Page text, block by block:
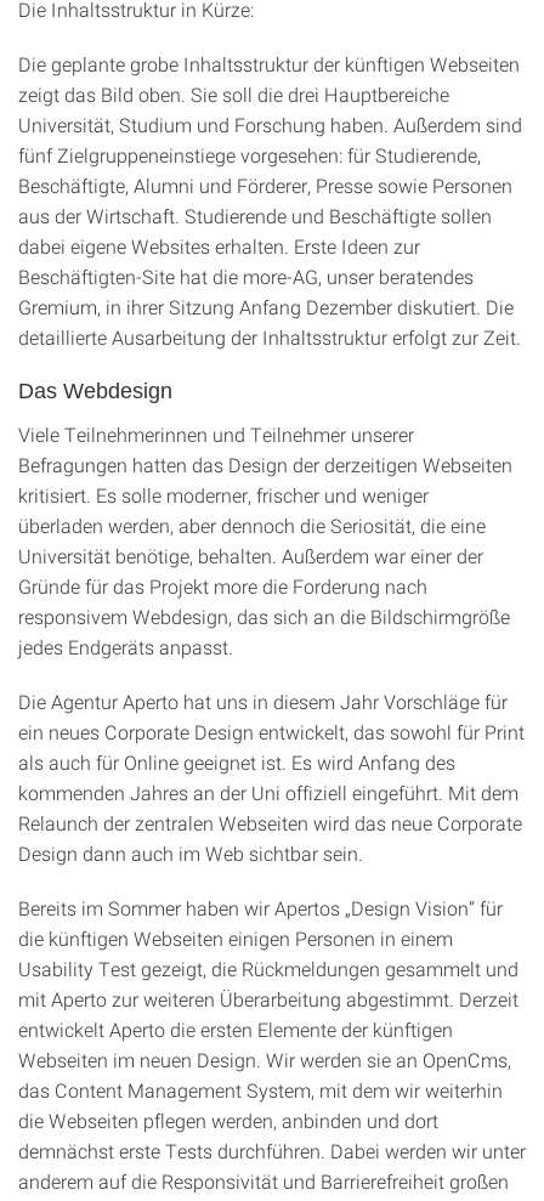
Die Inhaltsstruktur in Kürze:
Die geplante grobe Inhaltsstruktur der künftigen Webseiten
zeigt das Bild oben. Sie soll die drei Hauptbereiche
Universität, Studium und Forschung haben. Außerdem sind
fünf Zielgruppeneinstiege vorgesehen: für Studierende,
Beschäftigte, Alumni und Förderer, Presse sowie Personen
aus der Wirtschaft. Studierende und Beschäftigte sollen
dabei eigene Websites erhalten. Erste Ideen zur
Beschäftigten-Site hat die more-AG, unser beratendes
Gremium, in ihrer Sitzung Anfang Dezember diskutiert. Die
detaillierte Ausarbeitung der Inhaltsstruktur erfolgt zur Zeit.
Das Webdesign
Viele Teilnehmerinnen und Teilnehmer unserer
Befragungen hatten das Design der derzeitigen Webseiten
kritisiert. Es solle moderner, frischer und weniger
überladen werden, aber dennoch die Seriosität, die eine
Universität benötige, behalten. Außerdem war einer der
Gründe für das Projekt more die Forderung nach
responsivem Webdesign, das sich an die Bildschirmgröße
jedes Endgeräts anpasst.
Die Agentur Aperto hat uns in diesem Jahr Vorschläge für
ein neues Corporate Design entwickelt, das sowohl für Print
als auch für Online geeignet ist. Es wird Anfang des
kommenden Jahres an der Uni offiziell eingeführt. Mit dem
Relaunch der zentralen Webseiten wird das neue Corporate
Design dann auch im Web sichtbar sein.
Bereits im Sommer haben wir Apertos „Design Vision“ für
die künftigen Webseiten einigen Personen in einem
Usability Test gezeigt, die Rückmeldungen gesammelt und
mit Aperto zur weiteren Überarbeitung abgestimmt. Derzeit
entwickelt Aperto die ersten Elemente der künftigen
Webseiten im neuen Design. Wir werden sie an OpenCms,
das Content Management System, mit dem wir weiterhin
die Webseiten pflegen werden, anbinden und dort
demnächst erste Tests durchführen. Dabei werden wir unter
anderem auf die Responsivität und Barrierefreiheit großen